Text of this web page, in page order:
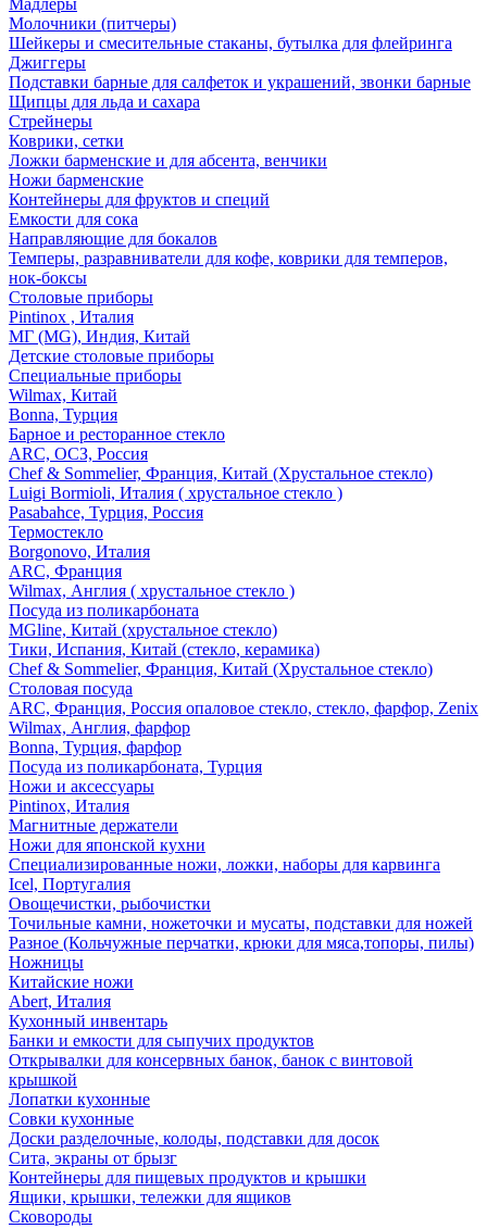
Мадлеры
Молочники (питчеры)
Шейкеры и смесительные стаканы, бутылка для флейринга
Джиггеры
Подставки барные для салфеток и украшений, звонки барные
Щипцы для льда и сахара
Стрейнеры
Коврики, сетки
Ложки барменские и для абсента, венчики
Ножи барменские
Контейнеры для фруктов и специй
Емкости для сока
Направляющие для бокалов
Темперы, разравниватели для кофе, коврики для темперов,
нок-боксы
Столовые приборы
Pintinox , Италия
МГ (MG), Индия, Китай
Детские столовые приборы
Специальные приборы
Wilmax, Китай
Bonna, Турция
Барное и ресторанное стекло
ARC, ОСЗ, Россия
Chef & Sommelier, Франция, Китай (Хрустальное стекло)
Luigi Bormioli, Италия ( хрустальное стекло )
Pasabahce, Турция, Россия
Термостекло
Borgonovo, Италия
ARC, Франция
Wilmax, Англия ( хрустальное стекло )
Посуда из поликарбоната
MGline, Китай (хрустальное стекло)
Тики, Испания, Китай (стекло, керамика)
Chef & Sommelier, Франция, Китай (Хрустальное стекло)
Столовая посуда
ARC, Франция, Россия опаловое стекло, стекло, фарфор, Zenix
Wilmax, Англия, фарфор
Bonna, Турция, фарфор
Посуда из поликарбоната, Турция
Ножи и аксессуары
Pintinox, Италия
Магнитные держатели
Ножи для японской кухни
Специализированные ножи, ложки, наборы для карвинга
Icel, Португалия
Овощечистки, рыбочистки
Точильные камни, ножеточки и мусаты, подставки для ножей
Разное (Кольчужные перчатки, крюки для мяса,топоры, пилы)
Ножницы
Китайские ножи
Abert, Италия
Кухонный инвентарь
Банки и емкости для сыпучих продуктов
Открывалки для консервных банок, банок с винтовой
крышкой
Лопатки кухонные
Совки кухонные
Доски разделочные, колоды, подставки для досок
Сита, экраны от брызг
Контейнеры для пищевых продуктов и крышки
Ящики, крышки, тележки для ящиков
Сковороды